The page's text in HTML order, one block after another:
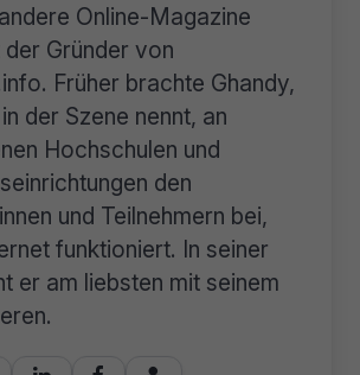
Online-Magazine
Gründer von
Früher brachte Ghandy,
der Szene nennt, an
Hochschulen und
den
und Teilnehmern bei,
funktioniert. In seiner
er am liebsten mit seinem